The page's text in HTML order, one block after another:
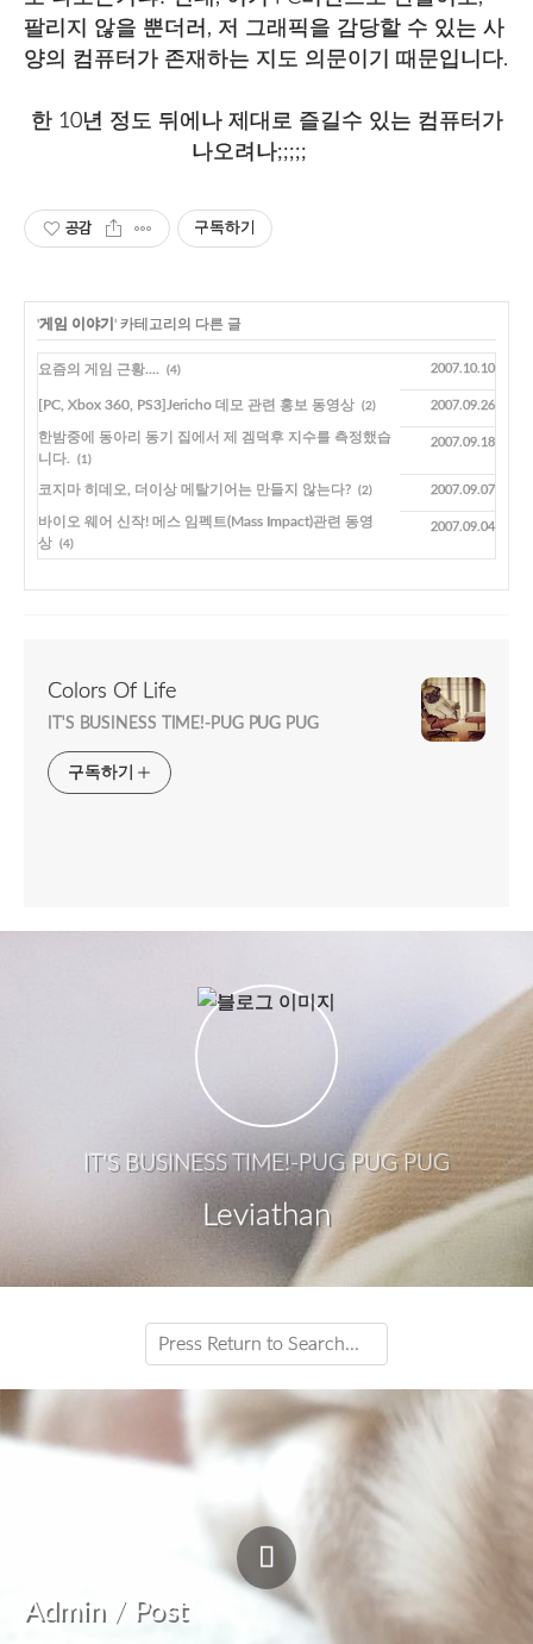
팔리지 않을 뿐더러, 저 그래픽을 감당할 수 있는 사
양의 컴퓨터가 존재하는 지도 의문이기 때문입니다.
한 10년 정도 뒤에나 제대로 즐길수 있는 컴퓨터가
나오려나;;;;;
공감 구독하기
'게임 이야기 ' 카테고리의 다른 글
요즘의 게임 근황.... (4) 2007.10.10
[PC, Xbox 360, PS3]Jericho 데모 관련 홍보 동영상 (2) 2007.09.26
한밤중에 동아리 동기 집에서 제 겜덕후 지수를 측정했습
니다. (1)
2007.09.18
코지마 히데오, 더이상 메탈기어는 만들지 않는다? (2) 2007.09.07
바이오 웨어 신작! 메스 임펙트(Mass Impact)관련 동영
상 (4)
2007.09.04
Colors Of Life
IT'S BUSINESS TIME!-PUG PUG PUG
구독하기
IT'S BUSINESS TIME!-PUG PUG PUG
Leviathan
Admin/ Post